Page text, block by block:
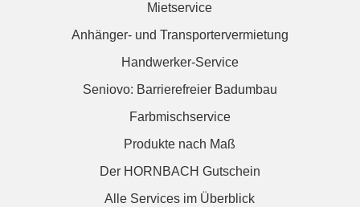
Mietservice
Anhänger- und Transportervermietung
Handwerker-Service
Seniovo: Barrierefreier Badumbau
Farbmischservice
Produkte nach Maß
Der HORNBACH Gutschein
Alle Services im Überblick